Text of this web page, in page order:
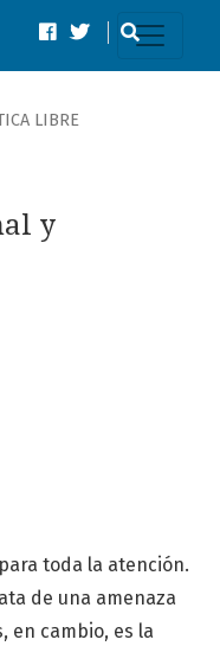
LIBRE
y
toda la atención.
de una amenaza
en cambio, es la